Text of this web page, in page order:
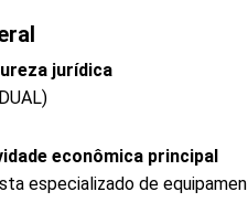
jurídica
econômica principal
especializado de